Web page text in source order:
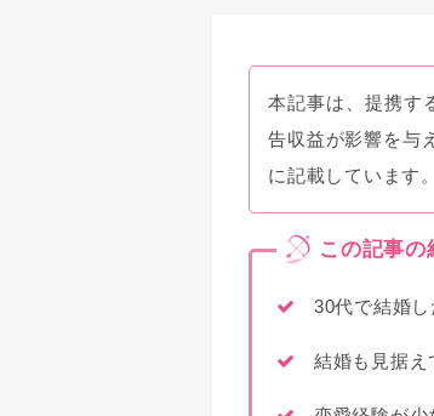
本記事は、提携す
告収益が影響を与
に記載しています。
30代で結婚
結婚も見据え